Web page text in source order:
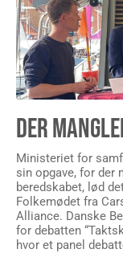
DER
Ministeriet for
sin opgave, for der
beredskabet, lød
Folkemødet fra
Alliance. Danske
for debatten
hvor et panel